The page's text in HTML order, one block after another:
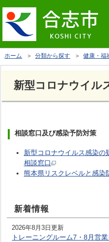
ホーム ＞分類から探す ＞健康・福
新型コロナウイル
相談窓口及び感染予防対策
新型コロナウイルス感染の
相談窓口
熊本県リスクレベルと感染
新着情報
2026年8月3日更新
トレーニングルーム7・8月営